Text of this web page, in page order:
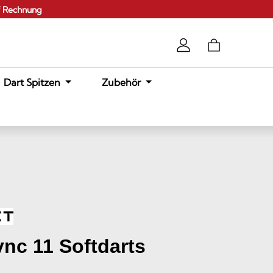
Dart Spitzen Zubehör
11 Softdarts